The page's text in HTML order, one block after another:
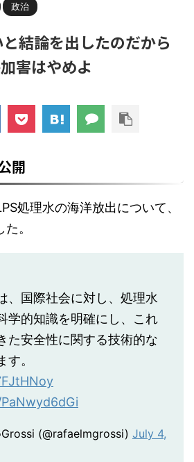
政治
結論を出したのだから
害はやめよ
開
処理水の海洋放出について、
。
、国際社会に対し、処理水
学的知識を明確にし、これ
た安全性に関する技術的な
。
(@rafaelmgrossi) July 4,